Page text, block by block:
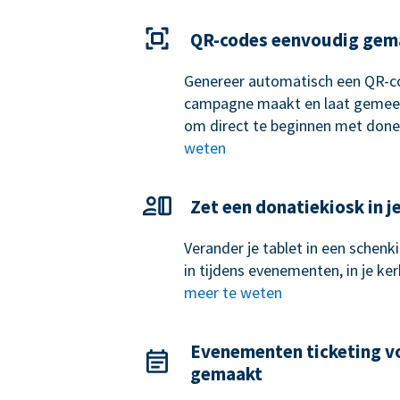
QR-codes eenvoudig
Genereer automatisch een QR-
campagne maakt en laat
om direct te beginnen met
weten
Zet een donatiekiosk in
Verander je tablet in een
in tijdens evenementen, in je
meer te weten
Evenementen ticketing
gemaakt